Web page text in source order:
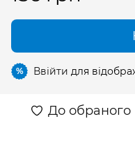
% Ввійти для
До обраного